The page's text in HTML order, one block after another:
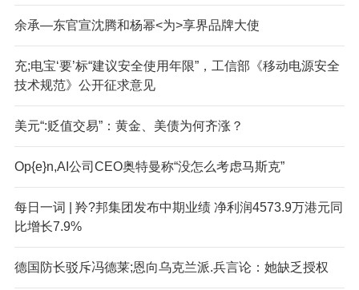
余承—东官宣沈腾和杨幂<为>享界品牌大使
充;电宝‘要’标“建议安全使用年限”，工信部《移动电源安全
技术规范》公开征求意见
美元“:贬值交易”：黄金、美债为何齐涨？
Op{e}n,AI公司CEO奥特曼称“没怎么考虑马斯克”
每日一词 | 羚?邦集团发布中期业绩 净利润4573.9万港元同
比增长7.9%
德国防长驳斥冯德莱;恩向乌克兰派.兵言论：她缺乏授权